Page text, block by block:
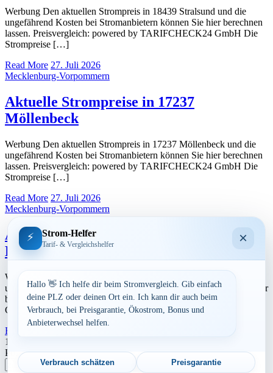
Werbung Den aktuellen Strompreis in 18439 Stralsund und die
ungefährend Kosten bei Stromanbietern können Sie hier berechnen
lassen. Preisvergleich: powered by TARIFCHECK24 GmbH Die
Strompreise […]
Read More 27. Juli 2026
Mecklenburg-Vorpommern
Aktuelle Strompreise in 17237
Möllenbeck
Werbung Den aktuellen Strompreis in 17237 Möllenbeck und die
ungefährend Kosten bei Stromanbietern können Sie hier berechnen
lassen. Preisvergleich: powered by TARIFCHECK24 GmbH Die
Strompreise […]
Read More 27. Juli 2026
Mecklenburg-Vorpommern
Aktuelle Strompreise in 18059 Rostock,
Papendorf u.a.
Werbung Den aktuellen Strompreis in 18059 Rostock, Papendorf
u.a. und die ungefährend Kosten bei Stromanbietern können Sie hier
berechnen lassen. Preisvergleich: powered by TARIFCHECK24
GmbH […]
Read More
Seitennummerierung
der
1
Postleitzahl eingeben
Suchen
⚡ Strom-Helfer
Tarif- & Vergleichshelfer ×
Hallo 👋 Ich helfe dir beim Stromvergleich. Gib einfach
deine PLZ oder deinen Ort ein. Ich kann dir auch beim
Verbrauch, bei Preisgarantie, Ökostrom, Bonus und
Anbieterwechsel helfen.
Verbrauch schätzen Preisgarantie